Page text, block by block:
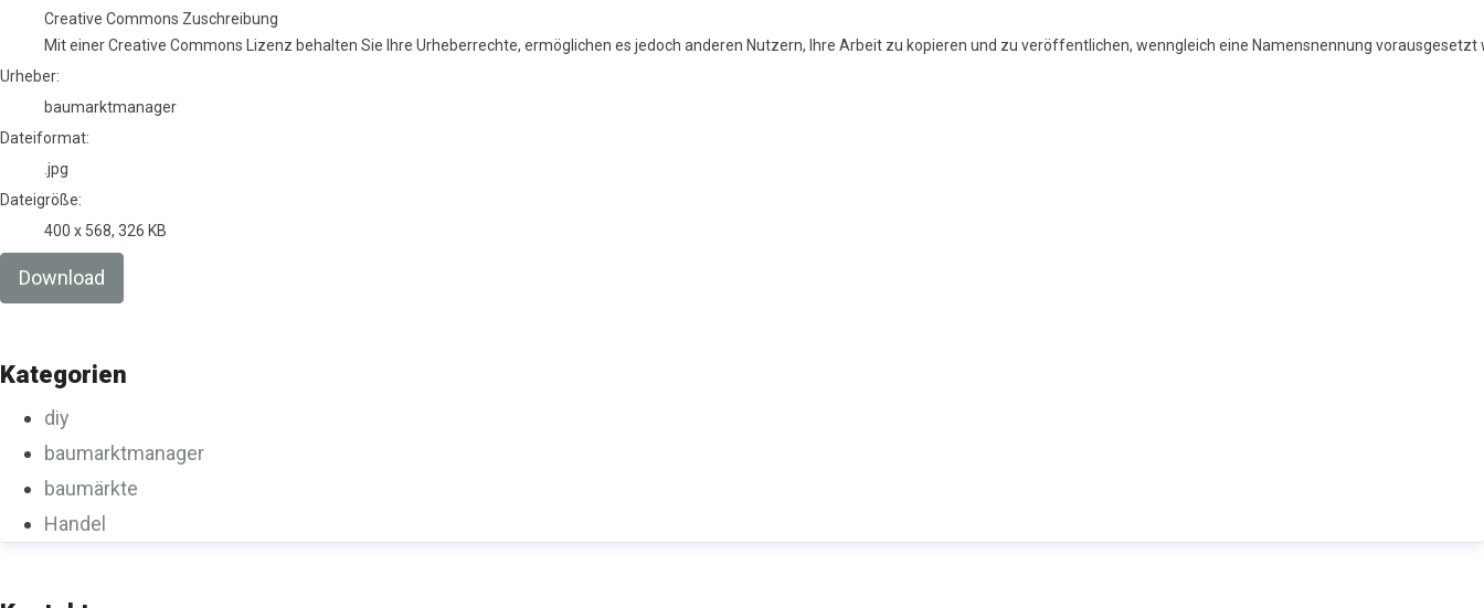
Creative Commons Zuschreibung
Mit einer Creative Commons Lizenz behalten Sie Ihre Urheberrechte, ermöglichen es jedoch anderen Nutzern, Ihre Arbeit zu kopieren und zu veröffentlichen, wenngleich eine Namensnennung
Urheber:
baumarktmanager
Dateiformat:
.jpg
Dateigröße:
400 x 568, 326 KB
Download
Kategorien
diy
baumarktmanager
baumärkte
Handel